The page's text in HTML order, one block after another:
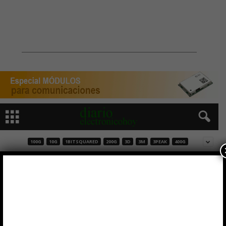
100G 10G 1BITSQUARED 200G 3D 3M 3PEAK 400G